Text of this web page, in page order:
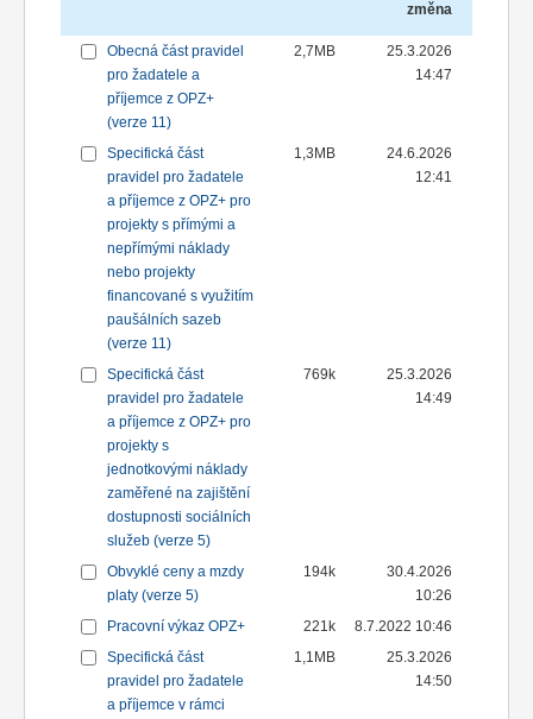
změna
Obecná část pravidel
pro žadatele a
příjemce z OPZ+
(verze 11)
2,7MB
25.3.2026
14:47
Specifická část
pravidel pro žadatele
a příjemce z OPZ+ pro
projekty s přímými a
nepřímými náklady
nebo projekty
financované s využitím
paušálních sazeb
(verze 11)
1,3MB
24.6.2026
12:41
Specifická část
pravidel pro žadatele
a příjemce z OPZ+ pro
projekty s
jednotkovými náklady
zaměřené na zajištění
dostupnosti sociálních
služeb (verze 5)
769k
25.3.2026
14:49
Obvyklé ceny a mzdy
platy (verze 5)
194k
30.4.2026
10:26
Pracovní výkaz OPZ+
221k
8.7.2022 10:46
Specifická část
pravidel pro žadatele
a příjemce v rámci
1,1MB
25.3.2026
14:50